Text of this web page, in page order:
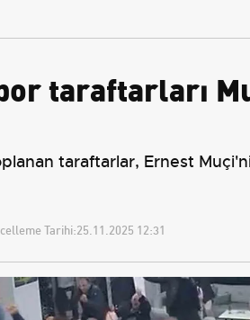
taraftarları
taraftarlar, Ernest
Tarihi:25.11.2025 12:31